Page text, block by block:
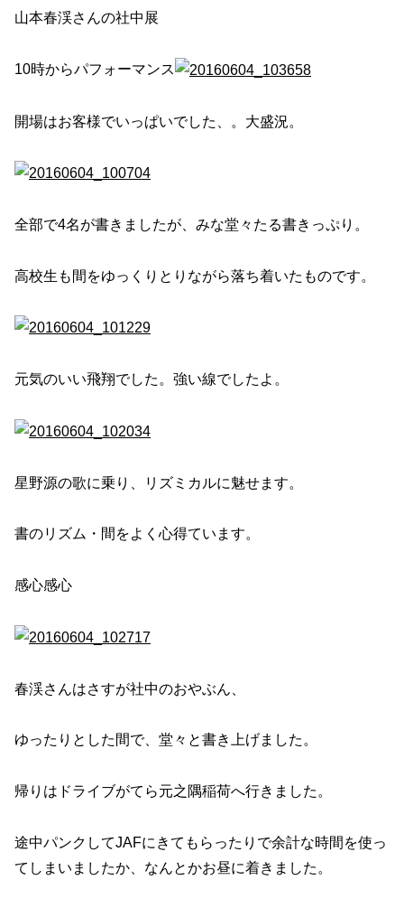
山本春渓さんの社中展
10時からパフォーマンス
開場はお客様でいっぱいでした、。大盛況。
全部で4名が書きましたが、みな堂々たる書きっぷり。
高校生も間をゆっくりとりながら落ち着いたものです。
元気のいい飛翔でした。強い線でしたよ。
星野源の歌に乗り、リズミカルに魅せます。
書のリズム・間をよく心得ています。
感心感心
春渓さんはさすが社中のおやぶん、
ゆったりとした間で、堂々と書き上げました。
帰りはドライブがてら元之隅稲荷へ行きました。
途中パンクしてJAFにきてもらったりで余計な時間を使っ
てしまいましたか、なんとかお昼に着きました。